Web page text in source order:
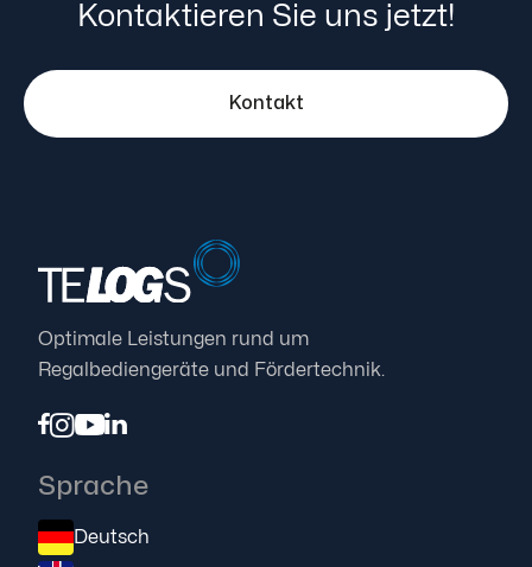
Kontaktieren Sie uns jetzt!
Kontakt
Optimale Leistungen rund um
Regalbediengeräte und Fördertechnik.

Sprache
Deutsch